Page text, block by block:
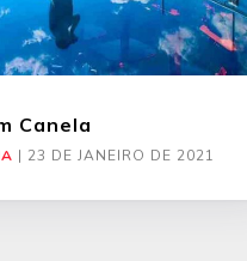
Canela
| 23 DE JANEIRO DE 2021